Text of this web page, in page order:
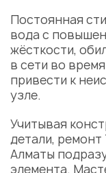
Постоянная
вода с
жёсткости,
в сети во
привести к
узле.
Учитывая
детали, ремонт
Алматы
элемента.